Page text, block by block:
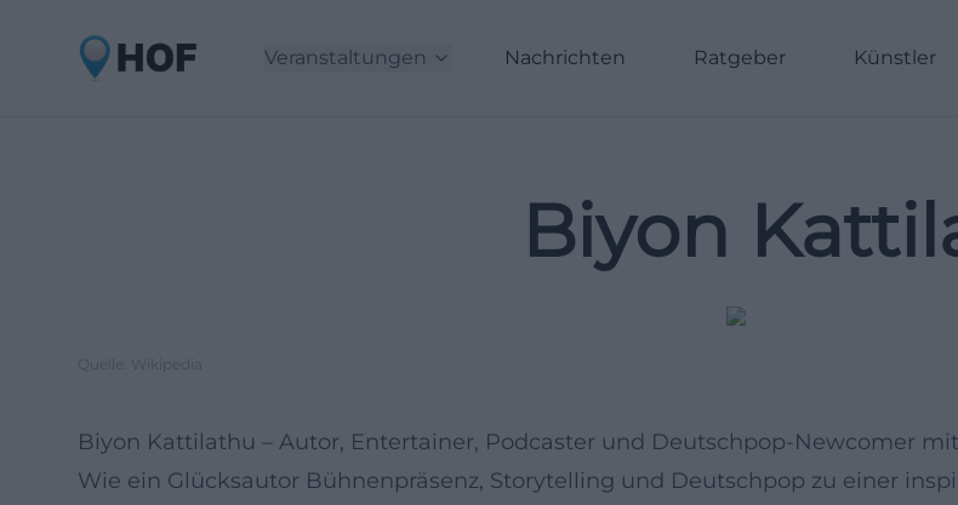
Veranstaltungen Nachrichten Ratgeber Künstler
Biyon
Quelle: Wikipedia
Biyon Kattilathu – Autor, Entertainer, Podcaster und Deutschpop-Newcomer
Wie ein Glücksautor Bühnenpräsenz, Storytelling und Deutschpop zu einer